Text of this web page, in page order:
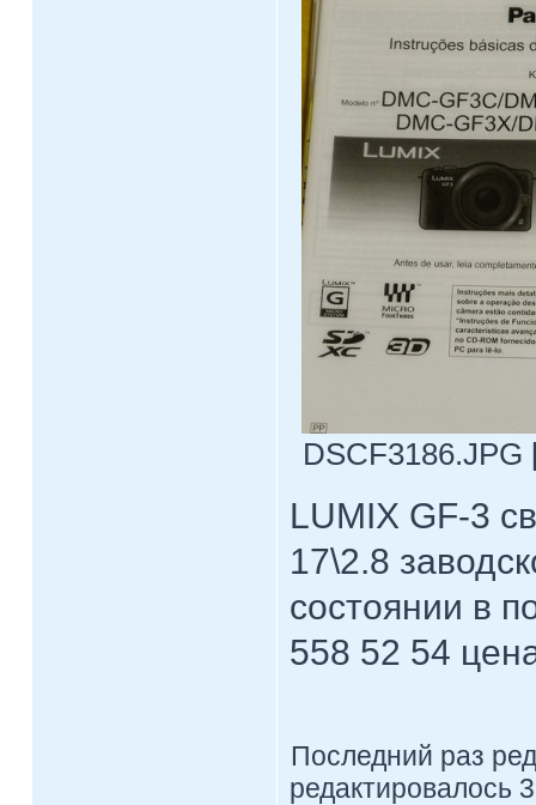
DSCF3186.JPG
LUMIX GF-3
17\2.8
состоянии в
558 52 54
Последний раз
редактировалось